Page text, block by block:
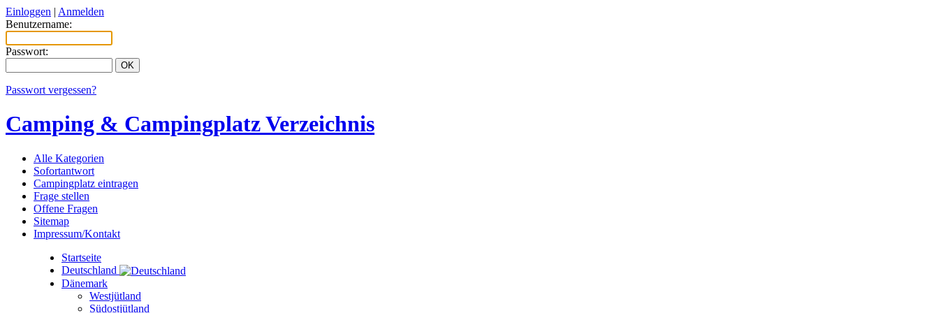
Einloggen | Anmelden
Benutzername:
Passwort:
Passwort vergessen?
Camping & Campingplatz Verzeichnis
Alle Kategorien
Sofortantwort
Campingplatz eintragen
Frage stellen
Offene Fragen
Sitemap
Impressum/Kontakt
Startseite
Deutschland
Dänemark
Westjütland
Südostjütland